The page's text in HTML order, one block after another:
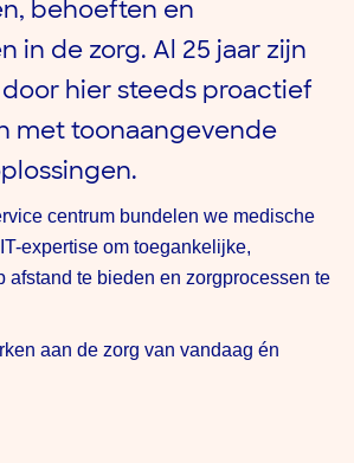
behoeften en
in de zorg. Al 25 jaar zijn
hier steeds proactief
met toonaangevende
centrum bundelen we medische
expertise om toegankelijke,
afstand te bieden en zorgprocessen te
aan de zorg van vandaag én